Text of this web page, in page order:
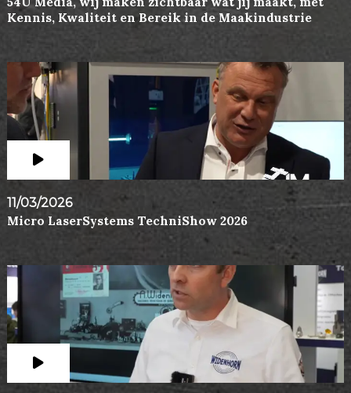
Kennis, Kwaliteit en Bereik in de Maakindustrie
11/03/2026
Micro LaserSystems TechniShow 2026